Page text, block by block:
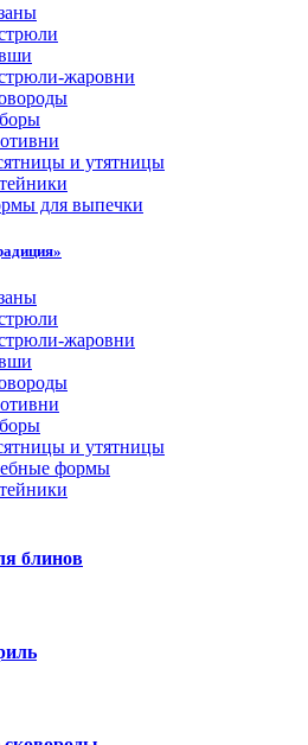
жаровни
и утятницы
для выпечки
жаровни
и утятницы
формы
блинов